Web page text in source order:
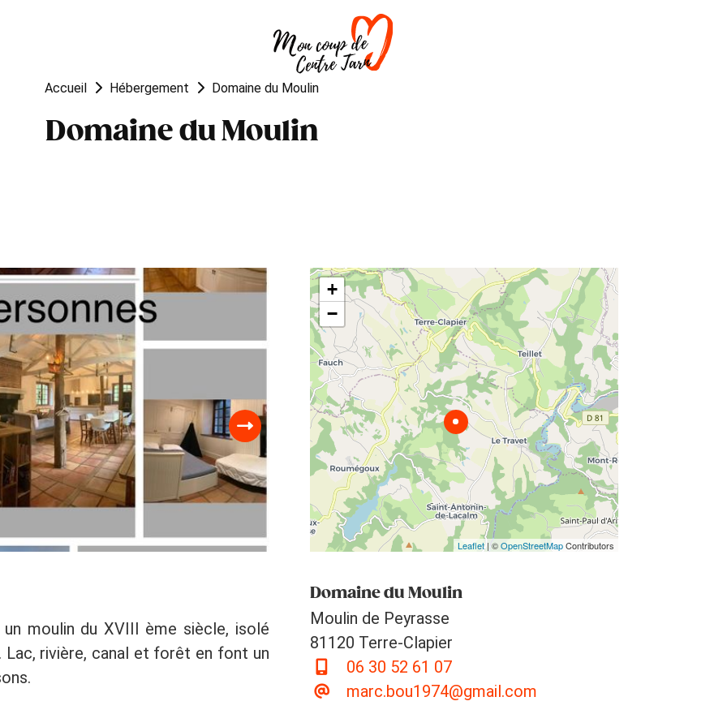
Accueil Hébergement Domaine du Moulin
Domaine du Moulin
moulin du XVIII ème siècle, isolé
rivière, canal et forêt en font un
+
−
Leaflet| ©OpenStreetMapContributors
Domaine du Moulin
Moulin de Peyrasse
81120 Terre-Clapier
06 30 52 61 07
marc.bou1974@gmail.com